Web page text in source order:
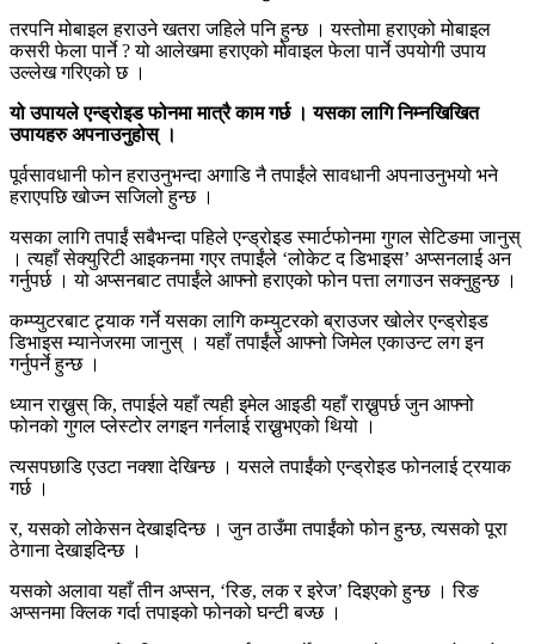
तरपनि मोबाइल हराउने खतरा जहिले पनि हुन्छ । यस्तोमा हराएको मोबाइल
कसरी फेला पार्ने ? यो आलेखमा हराएको मोवाइल फेला पार्ने उपयोगी उपाय
उल्लेख गरिएको छ ।
यो उपायले एन्ड्रोइड फोनमा मात्रै काम गर्छ । यसका लागि निम्नखिखित
उपायहरु अपनाउनुहोस् ।
पूर्वसावधानी फोन हराउनुभन्दा अगाडि नै तपाईंले सावधानी अपनाउनुभयो भने
हराएपछि खोज्न सजिलो हुन्छ ।
यसका लागि तपाईं सबैभन्दा पहिले एन्ड्रोइड स्मार्टफोनमा गुगल सेटिङमा जानुस्
। त्यहाँ सेक्युरिटी आइकनमा गएर तपाईंले ‘लोकेट द डिभाइस’ अप्सनलाई अन
गर्नुपर्छ । यो अप्सनबाट तपाईंले आफ्नो हराएको फोन पत्ता लगाउन सक्नुहुन्छ ।
कम्प्युटरबाट ट्र्याक गर्ने यसका लागि कम्युटरको ब्राउजर खोलेर एन्ड्रोइड
डिभाइस म्यानेजरमा जानुस् । यहाँ तपाईंले आफ्नो जिमेल एकाउन्ट लग इन
गर्नुपर्ने हुन्छ ।
ध्यान राख्नुस् कि, तपाईले यहाँ त्यही इमेल आइडी यहाँ राख्नुपर्छ जुन आफ्नो
फोनको गुगल प्लेस्टोर लगइन गर्नलाई राख्नुभएको थियो ।
त्यसपछाडि एउटा नक्शा देखिन्छ । यसले तपाईंको एन्ड्रोइड फोनलाई ट्रयाक
गर्छ ।
र, यसको लोकेसन देखाइदिन्छ । जुन ठाउँमा तपाईंको फोन हुन्छ, त्यसको पूरा
ठेगाना देखाइदिन्छ ।
यसको अलावा यहाँ तीन अप्सन, ‘रिङ, लक र इरेज’ दिइएको हुन्छ । रिङ
अप्सनमा क्लिक गर्दा तपाइको फोनको घन्टी बज्छ ।